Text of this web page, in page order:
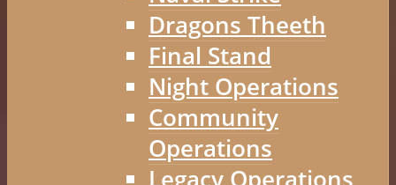
Dragons Theeth
Final Stand
Night Operations
Community
Operations